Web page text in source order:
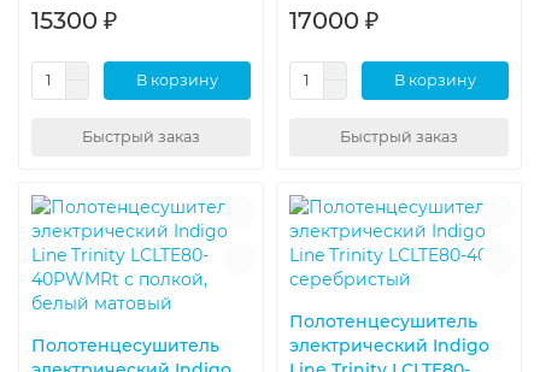
15300 ₽
В корзину
Быстрый заказ
17000 ₽
В корзину
Быстрый заказ
Полотенцесушитель
Полотенцесушитель
электрический Indigo